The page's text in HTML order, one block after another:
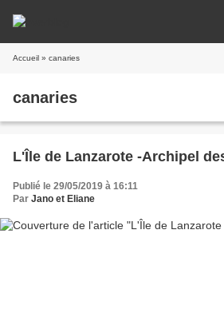
Accueil » canaries
canaries
L'Île de Lanzarote -Archipel
Publié le 29/05/2019 à 16:11
Par Jano et Eliane